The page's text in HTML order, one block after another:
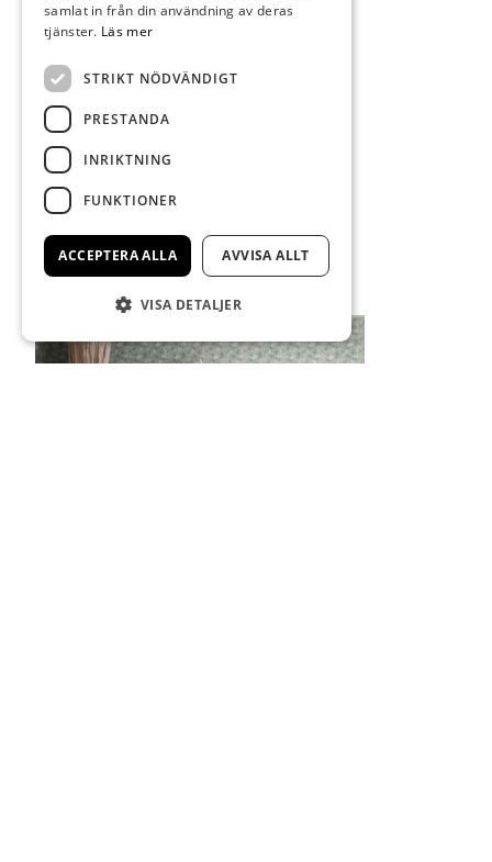
samlat in från din användning av deras
tjänster. Läs mer
STRIKT NÖDVÄNDIGT
PRESTANDA
INRIKTNING
FUNKTIONER
ACCEPTERA ALLA AVVISA ALLT
VISA DETALJER